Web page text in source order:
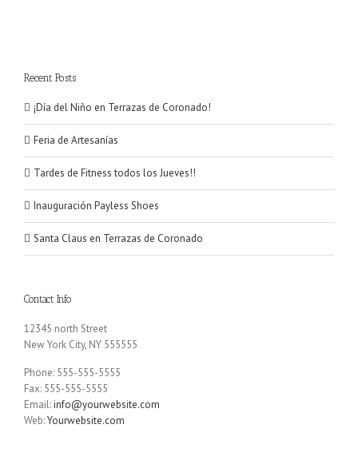
Recent Posts
¡Día del Niño en Terrazas de Coronado!
Feria de Artesanías
Tardes de Fitness todos los Jueves!!
Inauguración Payless Shoes
Santa Claus en Terrazas de Coronado
Contact Info
12345 north Street
New York City, NY 555555
Phone: 555-555-5555
Fax: 555-555-5555
Email:info@yourwebsite.com
Web:Yourwebsite.com